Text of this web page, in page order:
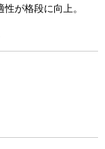
が格段に向上。